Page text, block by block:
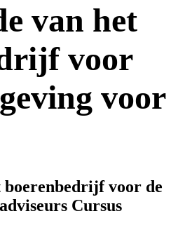
van het
voor
voor
boerenbedrijf voor de
Cursus